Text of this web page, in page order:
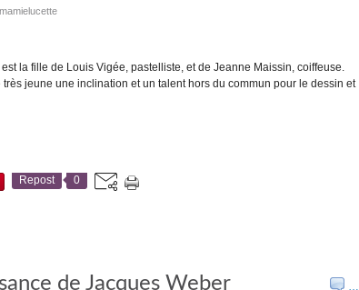
la fille de Louis Vigée, pastelliste, et de Jeanne Maissin, coiffeuse.
jeune une inclination et un talent hors du commun pour le dessin et
Repost 0
…
de Jacques Weber